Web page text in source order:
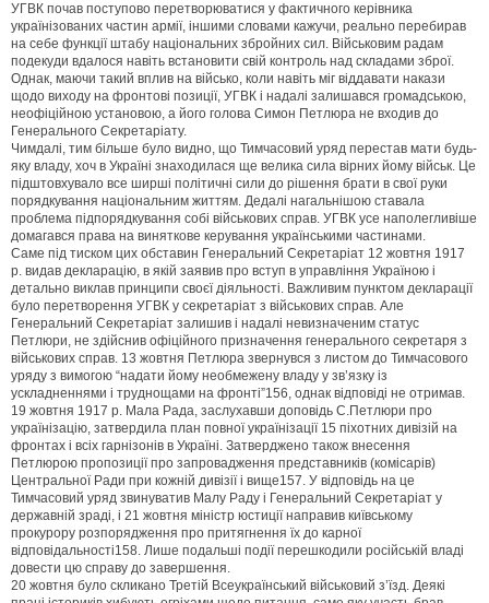
УГВК почав поступово перетворюватися у фактичного керівника
українізованих частин армії, іншими словами кажучи, реально перебирав
на себе функції штабу національних збройних сил. Військовим радам
подекуди вдалося навіть встановити свій контроль над складами зброї.
Однак, маючи такий вплив на військо, коли навіть міг віддавати накази
щодо виходу на фронтові позиції, УГВК і надалі залишався громадською,
неофіційною установою, а його голова Симон Петлюра не входив до
Генерального Секретаріату.
Чимдалі, тим більше було видно, що Тимчасовий уряд перестав мати будь-
яку владу, хоч в Україні знаходилася ще велика сила вірних йому військ. Це
підштовхувало все ширші політичні сили до рішення брати в свої руки
порядкування національним життям. Дедалі нагальнішою ставала
проблема підпорядкування собі військових справ. УГВК усе наполегливіше
домагався права на виняткове керування українськими частинами.
Саме під тиском цих обставин Генеральний Секретаріат 12 жовтня 1917
р. видав декларацію, в якій заявив про вступ в управління Україною і
детально виклав принципи своєї діяльності. Важливим пунктом декларації
було перетворення УГВК у секретаріат з військових справ. Але
Генеральний Секретаріат залишив і надалі невизначеним статус
Петлюри, не здійснив офіційного призначення генерального секретаря з
військових справ. 13 жовтня Петлюра звернувся з листом до Тимчасового
уряду з вимогою “надати йому необмежену владу у зв’язку із
ускладненнями і труднощами на фронті”156, однак відповіді не отримав.
19 жовтня 1917 р. Мала Рада, заслухавши доповідь С.Петлюри про
українізацію, затвердила план повної українізації 15 піхотних дивізій на
фронтах і всіх гарнізонів в Україні. Затверджено також внесення
Петлюрою пропозиції про запровадження представників (комісарів)
Центральної Ради при кожній дивізії і вище157. У відповідь на це
Тимчасовий уряд звинуватив Малу Раду і Генеральний Секретаріат у
державній зраді, і 21 жовтня міністр юстиції направив київському
прокурору розпорядження про притягнення їх до карної
відповідальності158. Лише подальші події перешкодили російській владі
довести цю справу до завершення.
20 жовтня було скликано Третій Всеукраїнський військовий з’їзд. Деякі